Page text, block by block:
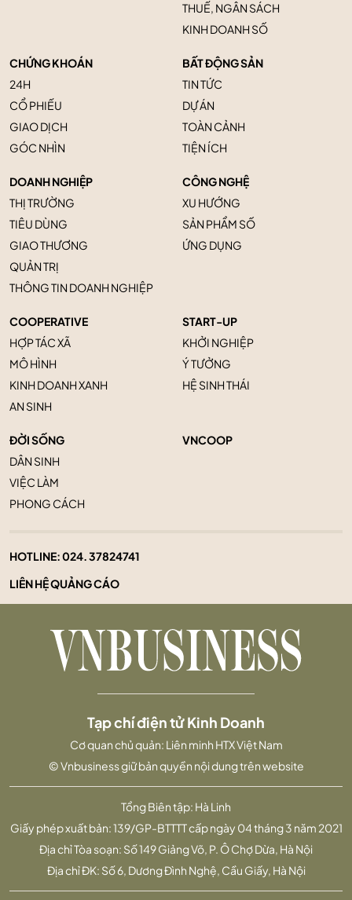
THUẾ, NGÂN SÁCH
KINH DOANH SỐ
CHỨNG KHOÁN
24H
CỔ PHIẾU
GIAO DỊCH
GÓC NHÌN
BẤT ĐỘNG SẢN
TIN TỨC
DỰ ÁN
TOÀN CẢNH
TIỆN ÍCH
DOANH NGHIỆP
THỊ TRƯỜNG
TIÊU DÙNG
GIAO THƯƠNG
QUẢN TRỊ
THÔNG TIN DOANH NGHIỆP
CÔNG NGHỆ
XU HƯỚNG
SẢN PHẨM SỐ
ỨNG DỤNG
COOPERATIVE
HỢP TÁC XÃ
MÔ HÌNH
KINH DOANH XANH
AN SINH
START-UP
KHỞI NGHIỆP
Ý TƯỞNG
HỆ SINH THÁI
ĐỜI SỐNG
DÂN SINH
VIỆC LÀM
PHONG CÁCH
VNCOOP
HOTLINE:024. 37824741
LIÊN HỆ QUẢNG CÁO
Tổng Biên tập: Hà Linh
Giấy phép xuất bản: 139/GP-BTTTT cấp ngày 04 tháng 3 năm 2021
Địa chỉ Tòa soạn: Số 149 Giảng Võ, P. Ô Chợ Dừa, Hà Nội
Địa chỉ ĐK: Số 6, Dương Đình Nghệ, Cầu Giấy, Hà Nội
Tạp chí điện tử Kinh Doanh
Cơ quan chủ quản: Liên minh HTX Việt Nam
© Vnbusiness giữ bản quyền nội dung trên website